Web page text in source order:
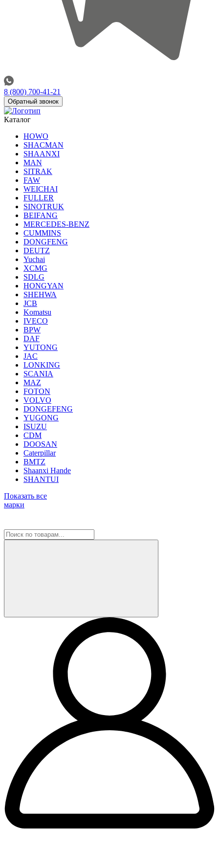
8 (800) 700-41-21
Обратный звонок
Каталог
HOWO
SHACMAN
SHAANXI
MAN
SITRAK
FAW
WEICHAI
FULLER
SINOTRUK
BEIFANG
MERCEDES-BENZ
CUMMINS
DONGFENG
DEUTZ
Yuchai
XCMG
SDLG
HONGYAN
SHEHWA
JCB
Komatsu
IVECO
BPW
DAF
YUTONG
JAC
LONKING
SCANIA
MAZ
FOTON
VOLVO
DONGEFENG
YUGONG
ISUZU
CDM
DOOSAN
Caterpillar
BMTZ
Shaanxi Hande
SHANTUI
Показать все
марки